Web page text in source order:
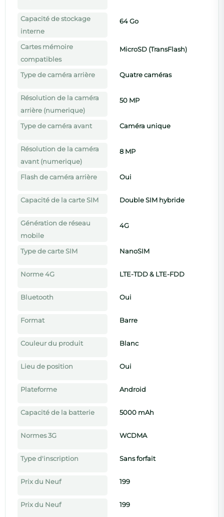
Capacité de stockage
interne
64 Go
Cartes mémoire
compatibles
MicroSD (TransFlash)
Type de caméra arrière Quatre caméras
Résolution de la caméra
arrière (numerique)
50 MP
Type de caméra avant Caméra unique
Résolution de la caméra
avant (numerique)
8 MP
Flash de caméra arrière Oui
Capacité de la carte SIM Double SIM hybride
Génération de réseau
mobile
4G
Type de carte SIM NanoSIM
Norme 4G LTE-TDD & LTE-FDD
Bluetooth Oui
Format Barre
Couleur du produit Blanc
Lieu de position Oui
Plateforme Android
Capacité de la batterie 5000 mAh
Normes 3G WCDMA
Type d'inscription Sans forfait
Prix du Neuf 199
Prix du Neuf 199